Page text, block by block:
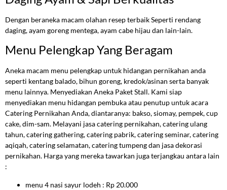
Dengan beraneka macam olahan resep terbaik Seperti rendang
daging, ayam goreng mentega, ayam cabe hijau dan lain-lain.
Menu Pelengkap Yang Beragam
Aneka macam menu pelengkap untuk hidangan pernikahan anda
seperti kentang balado, bihun goreng, kredok/asinan serta banyak
menu lainnya. Menyediakan Aneka Paket Stall. Kami siap
menyediakan menu hidangan pembuka atau penutup untuk acara
Catering Pernikahan Anda, diantaranya: bakso, siomay, pempek, cup
cake, dim-sam. Melayani jasa catering pernikahan, catering ulang
tahun, catering gathering, catering pabrik, catering seminar, catering
aqiqah, catering selamatan, catering tumpeng dan jasa dekorasi
pernikahan. Harga yang mereka tawarkan juga terjangkau antara lain
:
menu 4 nasi sayur lodeh : Rp 20.000